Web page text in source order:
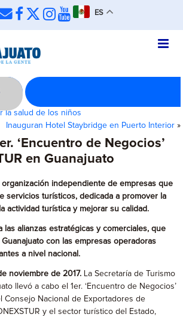
ES
la salud de los niños
Inauguran Hotel Staybridge en Puerto Interior»
‘Encuentro de Negocios’
en Guanajuato
organización independiente de empresas que
servicios turísticos, dedicada a promover la
actividad turística y mejorar su calidad.
las alianzas estratégicas y comerciales, que
con las empresas operadoras
a nivel nacional.
noviembre de 2017. La Secretaría de Turismo
llevó a cabo el 1er. ‘Encuentro de Negocios’
Consejo Nacional de Exportadores de
y el sector turístico del Estado,